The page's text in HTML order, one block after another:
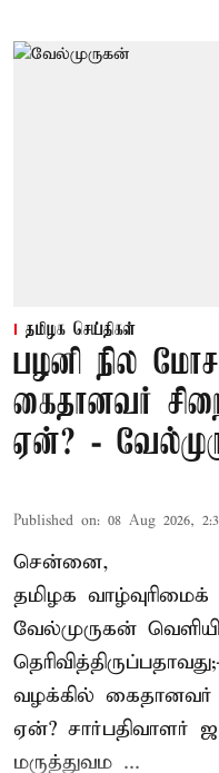
தமிழக செய்திகள்
பழனி நில
கைதானவர்
ஏன்? -
Published on: 08 Aug 2026,
சென்னை,
தமிழக
வேல்முருகன்
வழக்கில் கைதானவர்
ஏன்?
மருத்துவம ...